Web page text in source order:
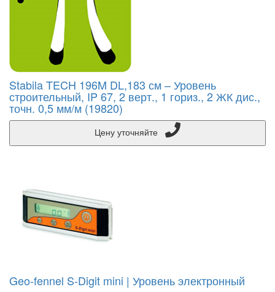
Stabila TECH 196M DL,183 см – Уровень
строительный, IP 67, 2 верт., 1 гориз., 2 ЖК дис.,
точн. 0,5 мм/м (19820)
Geo-fennel S-Digit mini | Уровень электронный